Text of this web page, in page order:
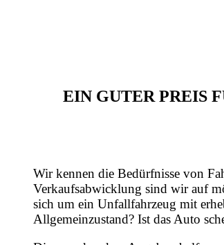
EIN GUTER PREIS
Wir kennen die Bedürfnisse von
Verkaufsabwicklung sind wir auf
sich um ein Unfallfahrzeug mit
Allgemeinzustand? Ist das Auto